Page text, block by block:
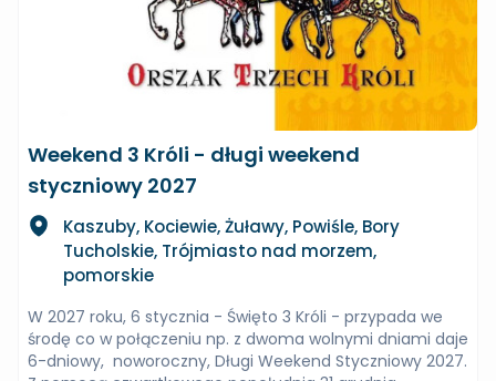
Weekend 3 Króli - długi weekend
styczniowy 2027
Kaszuby, Kociewie, Żuławy, Powiśle, Bory
Tucholskie, Trójmiasto nad morzem,
pomorskie
W 2027 roku, 6 stycznia - Święto 3 Króli - przypada we
środę co w połączeniu np. z dwoma wolnymi dniami daje
6-dniowy, noworoczny, Długi Weekend Styczniowy 2027.